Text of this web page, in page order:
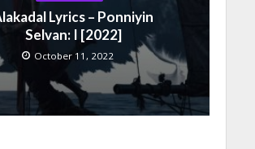
Lyrics – Ponniyin
Selvan: I [2022]
October 11, 2022